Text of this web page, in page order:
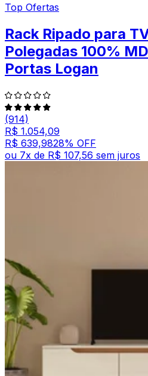
Top Ofertas
Rack Ripado para
Polegadas 100%
Portas Logan
(914)
R$ 1.054,09
R$ 639,9828% OFF
ou 7x de R$ 107,56 sem juros